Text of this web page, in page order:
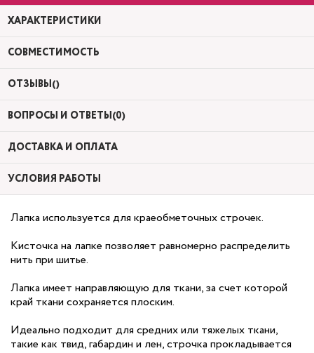
ХАРАКТЕРИСТИКИ
СОВМЕСТИМОСТЬ
ОТЗЫВЫ()
ВОПРОСЫ И ОТВЕТЫ(0)
ДОСТАВКА И ОПЛАТА
УСЛОВИЯ РАБОТЫ
Лапка используется для краеобметочных строчек.
Кисточка на лапке позволяет равномерно распределить
нить при шитье.
Лапка имеет направляющую для ткани, за счет которой
край ткани сохраняется плоским.
Идеально подходит для средних или тяжелых ткани,
такие как твид, габардин и лен, строчка прокладывается